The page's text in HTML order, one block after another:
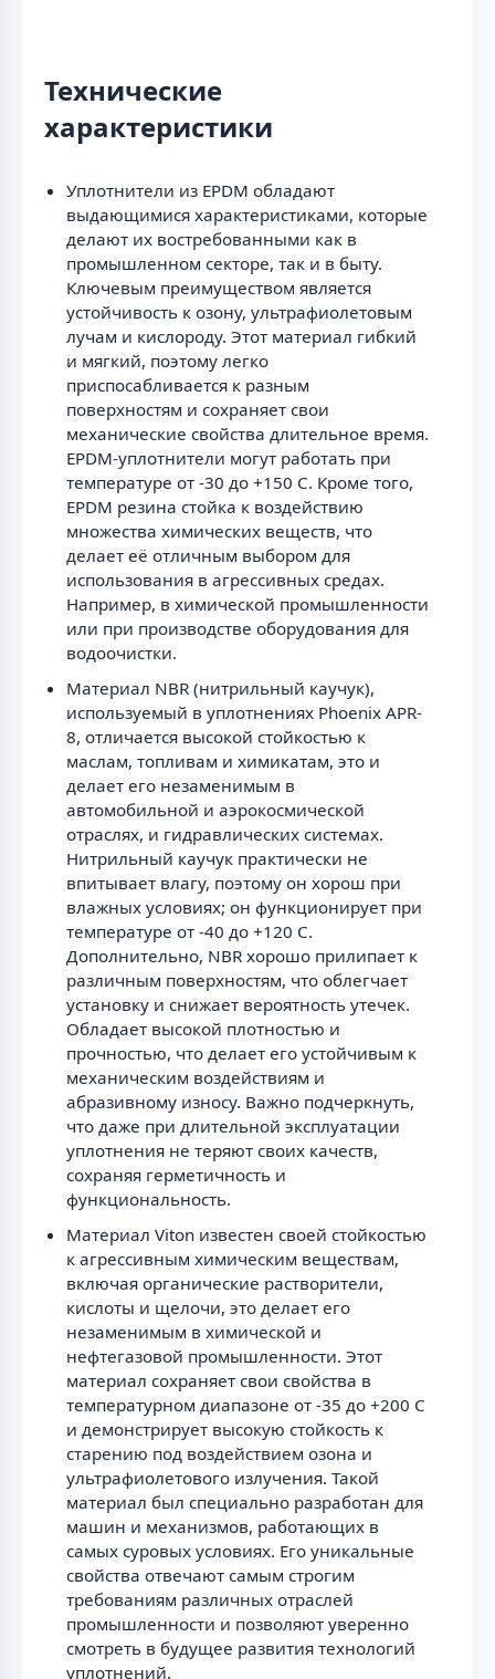
Технические
характеристики
Уплотнители из EPDM обладают
выдающимися характеристиками, которые
делают их востребованными как в
промышленном секторе, так и в быту.
Ключевым преимуществом является
устойчивость к озону, ультрафиолетовым
лучам и кислороду. Этот материал гибкий
и мягкий, поэтому легко
приспосабливается к разным
поверхностям и сохраняет свои
механические свойства длительное время.
EPDM-уплотнители могут работать при
температуре от -30 до +150 C. Кроме того,
EPDM резина стойка к воздействию
множества химических веществ, что
делает её отличным выбором для
использования в агрессивных средах.
Например, в химической промышленности
или при производстве оборудования для
водоочистки.
Материал NBR (нитрильный каучук),
используемый в уплотнениях Phoenix APR-
8, отличается высокой стойкостью к
маслам, топливам и химикатам, это и
делает его незаменимым в
автомобильной и аэрокосмической
отраслях, и гидравлических системах.
Нитрильный каучук практически не
впитывает влагу, поэтому он хорош при
влажных условиях; он функционирует при
температуре от -40 до +120 C.
Дополнительно, NBR хорошо прилипает к
различным поверхностям, что облегчает
установку и снижает вероятность утечек.
Обладает высокой плотностью и
прочностью, что делает его устойчивым к
механическим воздействиям и
абразивному износу. Важно подчеркнуть,
что даже при длительной эксплуатации
уплотнения не теряют своих качеств,
сохраняя герметичность и
функциональность.
Материал Viton известен своей стойкостью
к агрессивным химическим веществам,
включая органические растворители,
кислоты и щелочи, это делает его
незаменимым в химической и
нефтегазовой промышленности. Этот
материал сохраняет свои свойства в
температурном диапазоне от -35 до +200 C
и демонстрирует высокую стойкость к
старению под воздействием озона и
ультрафиолетового излучения. Такой
материал был специально разработан для
машин и механизмов, работающих в
самых суровых условиях. Его уникальные
свойства отвечают самым строгим
требованиям различных отраслей
промышленности и позволяют уверенно
смотреть в будущее развития технологий
уплотнений.